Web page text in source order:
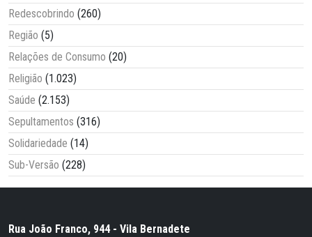
Redescobrindo (260)
Região (5)
Relações de Consumo (20)
Religião (1.023)
Saúde (2.153)
Sepultamentos (316)
Solidariedade (14)
Sub-Versão (228)
Rua João Franco, 944 - Vila Bernadete